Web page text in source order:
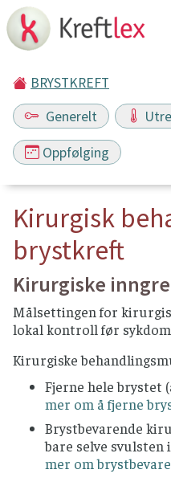
BRYSTKREFT
Generelt
Oppfølging
Kirurgisk
brystkreft
Kirurgiske
Målsettingen for
lokal kontroll før
Kirurgiske
Fjerne hele brystet
mer om å fjerne
Brystbevarende
bare selve
mer om